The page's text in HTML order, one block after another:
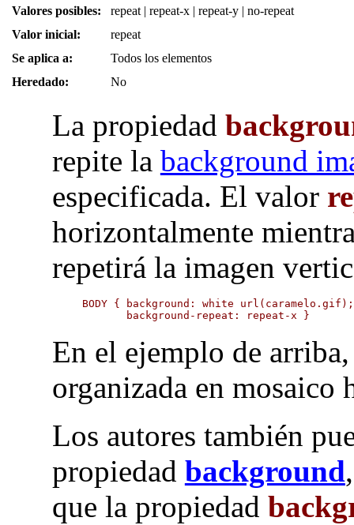
Valores posibles:
repeat | repeat-x | repeat-y | no-repeat
Valor inicial:
repeat
Se aplica a:
Todos los elementos
Heredado:
No
La propiedad
repite la background
especificada. El valor
horizontalmente
repetirá la imagen
BODY { background: white url(caramelo.gif);
       background-repeat: repeat-x }
En el ejemplo de
organizada en mosaico
Los autores también
propiedad background
que la propiedad